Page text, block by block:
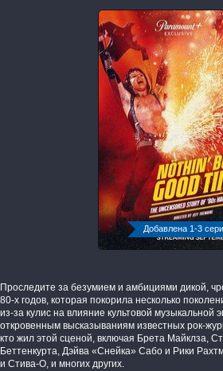
Добавлена 1-3
Проследите за безумием и амбициями дикой,
80-х годов, которая покорила несколько
из-за кулис на влияние культовой музыкальной
откровенным высказываниям известных рок-
кто жил этой сценой, включая Брета Майклза,
Беттенкурта, Дэйва «Снейка» Сабо и Рики
и Стива-О, и многих других.